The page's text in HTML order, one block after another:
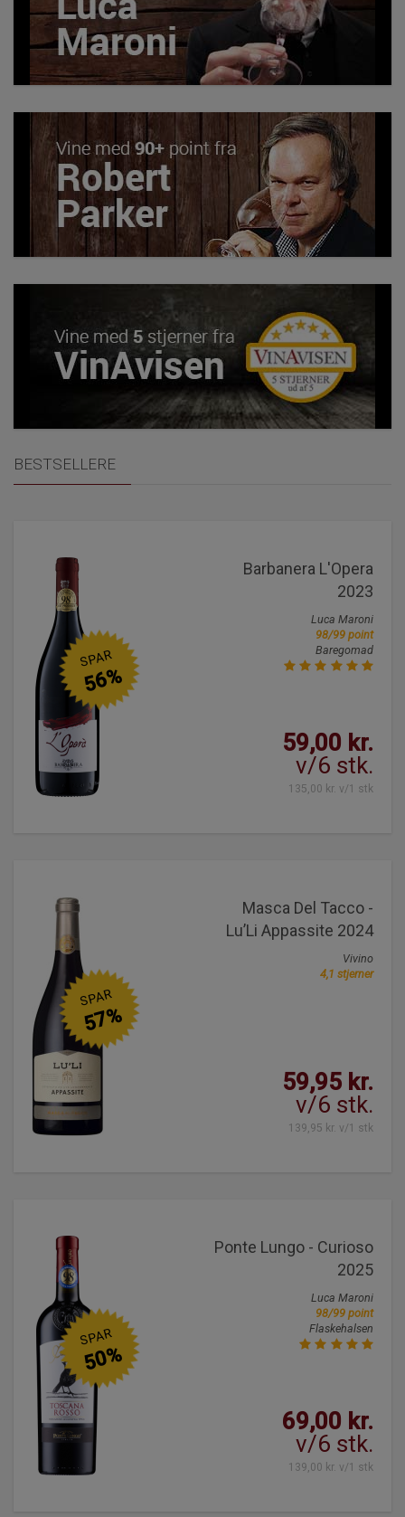
BESTSELLERE
Barbanera L'Opera
2023
Luca Maroni
98/99 point
Baregomad
59,00 kr.
v/6 stk.
135,00 kr. v/1 stk
SPAR
56%
Masca Del Tacco -
Lu’Li Appassite 2024
Vivino
4,1 stjerner
59,95 kr.
v/6 stk.
139,95 kr. v/1 stk
SPAR
57%
Ponte Lungo - Curioso
2025
Luca Maroni
98/99 point
Flaskehalsen
69,00 kr.
v/6 stk.
139,00 kr. v/1 stk
SPAR
50%